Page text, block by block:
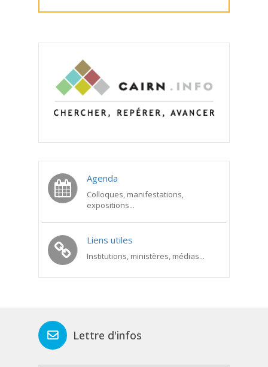
Agenda
Colloques, manifestations,
expositions...
Liens utiles
Institutions, ministères, médias...
Lettre d'infos